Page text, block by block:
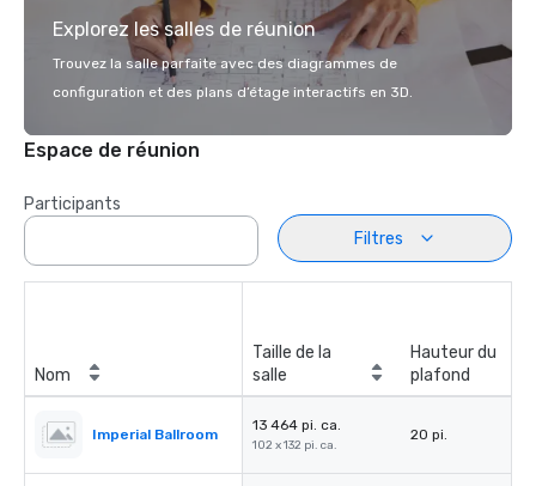
Explorez les salles de réunion
Trouvez la salle parfaite avec des diagrammes de
configuration et des plans d’étage interactifs en 3D.
Espace de réunion
Participants
Filtres
Nom
Taille de la
salle
Hauteur du
plafond
Imperial Ballroom
13 464 pi. ca.
102 x 132 pi. ca.
20 pi.